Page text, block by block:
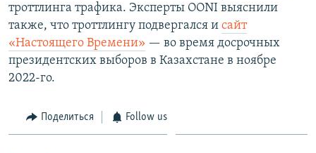
троттлинга трафика. Эксперты OONI выяснили
также, что троттлингу подвергался и сайт
«Настоящего Времени» — во время досрочных
президентских выборов в Казахстане в ноябре
2022-го.
Поделиться Follow us